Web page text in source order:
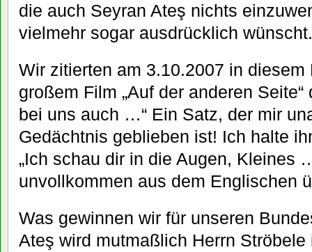
die auch Seyran Ateş nichts
vielmehr sogar ausdrücklich wünscht.
Wir zitierten am 3.10.2007 in
großem Film „Auf der anderen
bei uns auch …“ Ein Satz, der mir
Gedächtnis geblieben ist! Ich halte
„Ich schau dir in die Augen, Kleines
unvollkommen aus dem Englischen
Was gewinnen wir für unseren
Ateş wird mutmaßlich Herrn